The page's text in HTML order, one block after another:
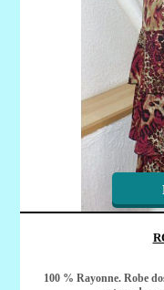
100 % Rayonne. Robe